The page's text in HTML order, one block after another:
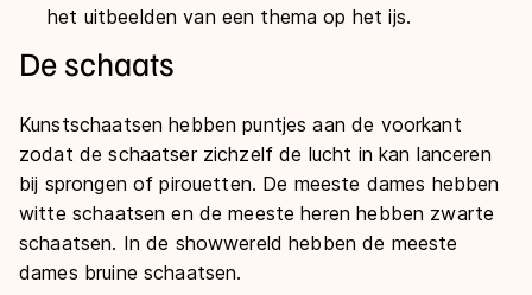
het uitbeelden van een thema op het ijs.
De schaats
Kunstschaatsen hebben puntjes aan de voorkant
zodat de schaatser zichzelf de lucht in kan lanceren
bij sprongen of pirouetten. De meeste dames hebben
witte schaatsen en de meeste heren hebben zwarte
schaatsen. In de showwereld hebben de meeste
dames bruine schaatsen.